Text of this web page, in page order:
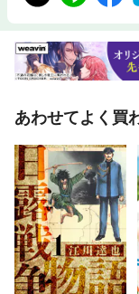
あわせてよく買